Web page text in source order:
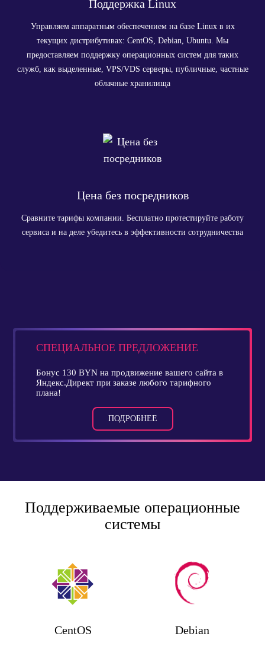
Поддержка Linux
Управляем аппаратным обеспечением на базе Linux в их
текущих дистрибутивах: CentOS, Debian, Ubuntu. Мы
предоставляем поддержку операционных систем для таких
служб, как выделенные, VPS/VDS серверы, публичные, частные
облачные хранилища
Цена без посредников
Сравните тарифы компании. Бесплатно протестируйте работу
сервиса и на деле убедитесь в эффективности сотрудничества
СПЕЦИАЛЬНОЕ ПРЕДЛОЖЕНИЕ
Бонус 130 BYN на продвижение вашего сайта в
Яндекс.Директ при заказе любого тарифного
плана!
ПОДРОБНЕЕ
Поддерживаемые операционные
системы
CentOS Debian